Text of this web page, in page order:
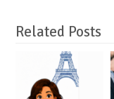
Related Posts